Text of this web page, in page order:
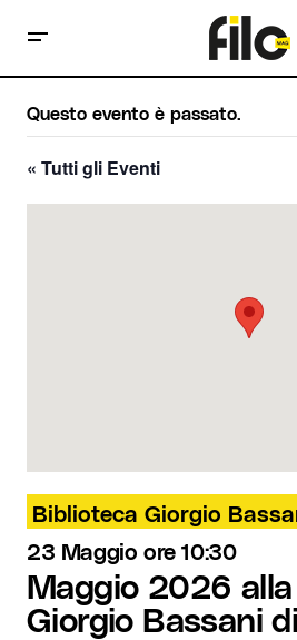
Questo evento è passato.
« Tutti gli Eventi
Biblioteca Giorgio
23 Maggio ore 10:30
Maggio 2026
Giorgio Bassani